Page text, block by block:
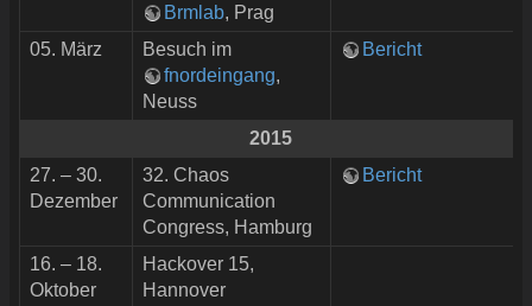
Brmlab, Prag
05. März
Besuch im
fnordeingang,
Neuss
Bericht
2015
27. – 30.
Dezember
32. Chaos
Communication
Congress, Hamburg
Bericht
16. – 18.
Oktober
Hackover 15,
Hannover